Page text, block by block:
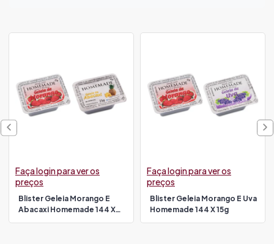
Blister Geleia Morango E
Abacaxi Homemade 144 X
Faça login para ver os
preços
Blister Geleia Morango E Uva
Homemade 144 X 15g
Faça login para ver os
preços